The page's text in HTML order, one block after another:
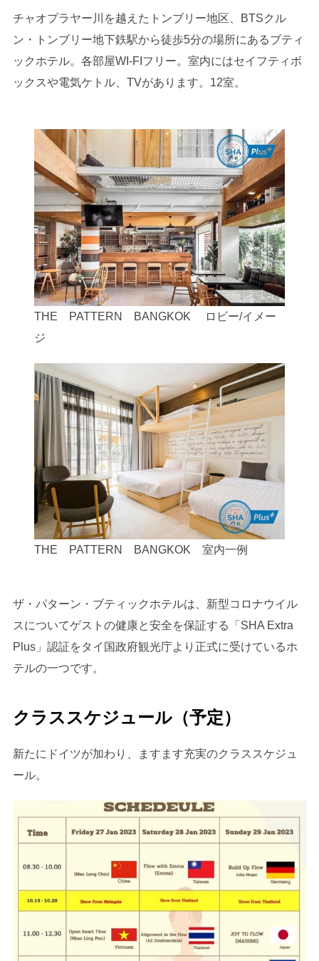
チャオプラヤー川を越えたトンブリー地区、BTSクル
ン・トンブリー地下鉄駅から徒歩5分の場所にあるブティ
ックホテル。各部屋WI-FIフリー。室内にはセイフティボ
ックスや電気ケトル、TVがあります。12室。
THE PATTERN BANGKOK ロビー/イメー
ジ
THE PATTERN BANGKOK 室内一例
ザ・パターン・ブティックホテルは、新型コロナウイル
スについてゲストの健康と安全を保証する「SHA Extra
Plus」認証をタイ国政府観光庁より正式に受けているホ
テルの一つです。
クラススケジュール（予定）
新たにドイツが加わり、ますます充実のクラススケジュ
ール。